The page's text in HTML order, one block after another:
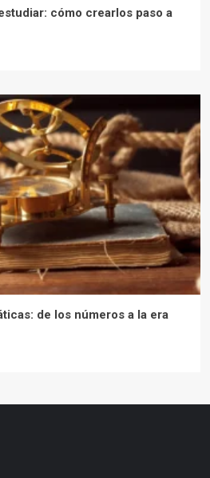
cómo crearlos paso a
de los números a la era